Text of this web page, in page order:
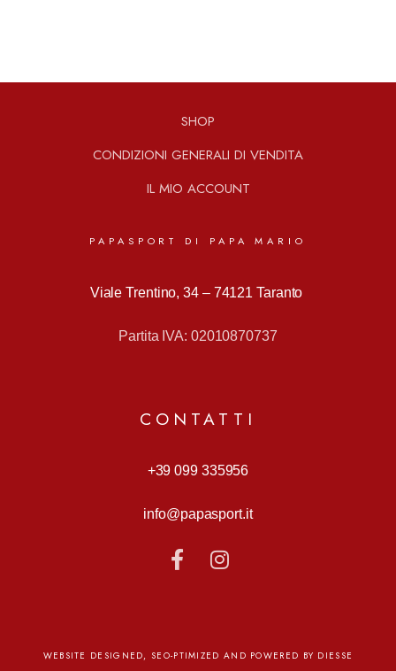
SHOP
CONDIZIONI GENERALI DI VENDITA
IL MIO ACCOUNT
PAPASPORT DI PAPA MARIO
Viale Trentino, 34 – 74121 Taranto
Partita IVA: 02010870737
CONTATTI
+39 099 335956
info@papasport.it
WEBSITE DESIGNED, SEO-PTIMIZED AND POWERED BY DIESSE